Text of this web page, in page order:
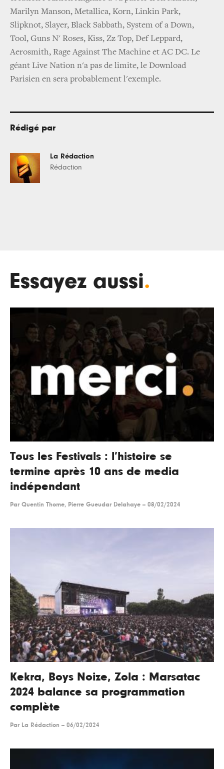
Marilyn Manson, Metallica, Korn, Linkin Park,
Slipknot, Slayer, Black Sabbath, System of a Down,
Tool, Guns N' Roses, Kiss, Zz Top, Def Leppard,
Aerosmith, Rage Against The Machine et AC DC. Le
géant Live Nation n'a pas de limite, le Download
Parisien en sera probablement l'exemple.
Rédigé par
La Rédaction
Rédaction
Essayez aussi.
Tous les Festivals : l’histoire se
termine après 10 ans de media
indépendant
Par Quentin Thome, Pierre Gueudar Delahaye -- 08/02/2024
Kekra, Boys Noize, Zola : Marsatac
2024 balance sa programmation
complète
Par La Rédaction -- 06/02/2024